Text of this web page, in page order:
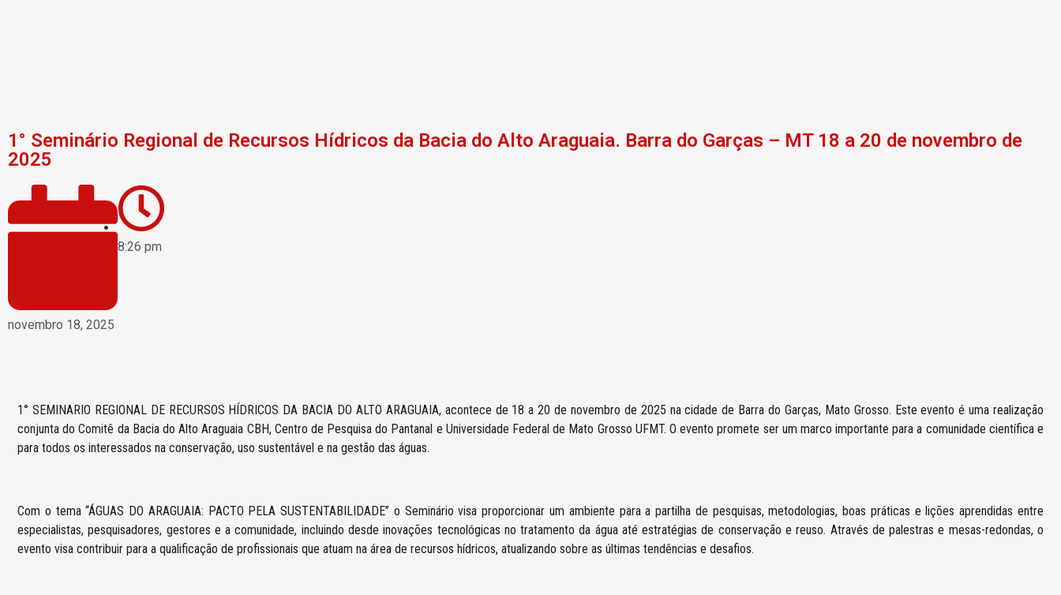
1° Seminário Regional de Recursos Hídricos da Bacia do Alto Araguaia. Barra do Garças – MT 18 a 20 de novembro de
2025
novembro 18, 2025
8:26 pm
1° SEMINARIO REGIONAL DE RECURSOS HÍDRICOS DA BACIA DO ALTO ARAGUAIA, acontece de 18 a 20 de novembro de 2025 na cidade de Barra do Garças, Mato Grosso. Este evento é uma realização
conjunta do Comitê da Bacia do Alto Araguaia CBH, Centro de Pesquisa do Pantanal e Universidade Federal de Mato Grosso UFMT. O evento promete ser um marco importante para a comunidade científica e
para todos os interessados na conservação, uso sustentável e na gestão das águas.
Com o tema “ÁGUAS DO ARAGUAIA: PACTO PELA SUSTENTABILIDADE” o Seminário visa proporcionar um ambiente para a partilha de pesquisas, metodologias, boas práticas e lições aprendidas entre
especialistas, pesquisadores, gestores e a comunidade, incluindo desde inovações tecnológicas no tratamento da água até estratégias de conservação e reuso. Através de palestras e mesas-redondas, o
evento visa contribuir para a qualificação de profissionais que atuam na área de recursos hídricos, atualizando sobre as últimas tendências e desafios.